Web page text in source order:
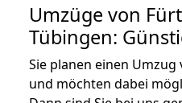
Umzüge von
Tübingen:
Sie planen einen
und möchten dabei